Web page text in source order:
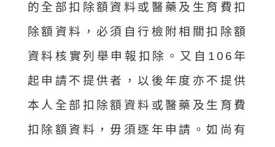
的全部扣除額資料或醫藥及生育費扣
除額資料，必須自行檢附相關扣除額
資料核實列舉申報扣除。又自106年
起申請不提供者，以後年度亦不提供
本人全部扣除額資料或醫藥及生育費
扣除額資料，毋須逐年申請。如尚有